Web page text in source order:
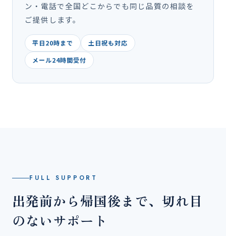
ン・電話で全国どこからでも同じ品質の相談を
ご提供します。
平日20時まで
土日祝も対応
メール24時間受付
FULL SUPPORT
出発前から帰国後まで、切れ目
のないサポート